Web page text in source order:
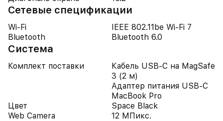
Cетевые спецификации
Wi-Fi
IEEE 802.11be Wi-Fi 7
Bluetooth
Bluetooth 6.0
Система
Комплект поставки
Кабель USB-C на MagSafe
3 (2 м)
Адаптер питания USB-C
MacBook Pro
Цвет
Space Black
Web Camera
12 МПикс.